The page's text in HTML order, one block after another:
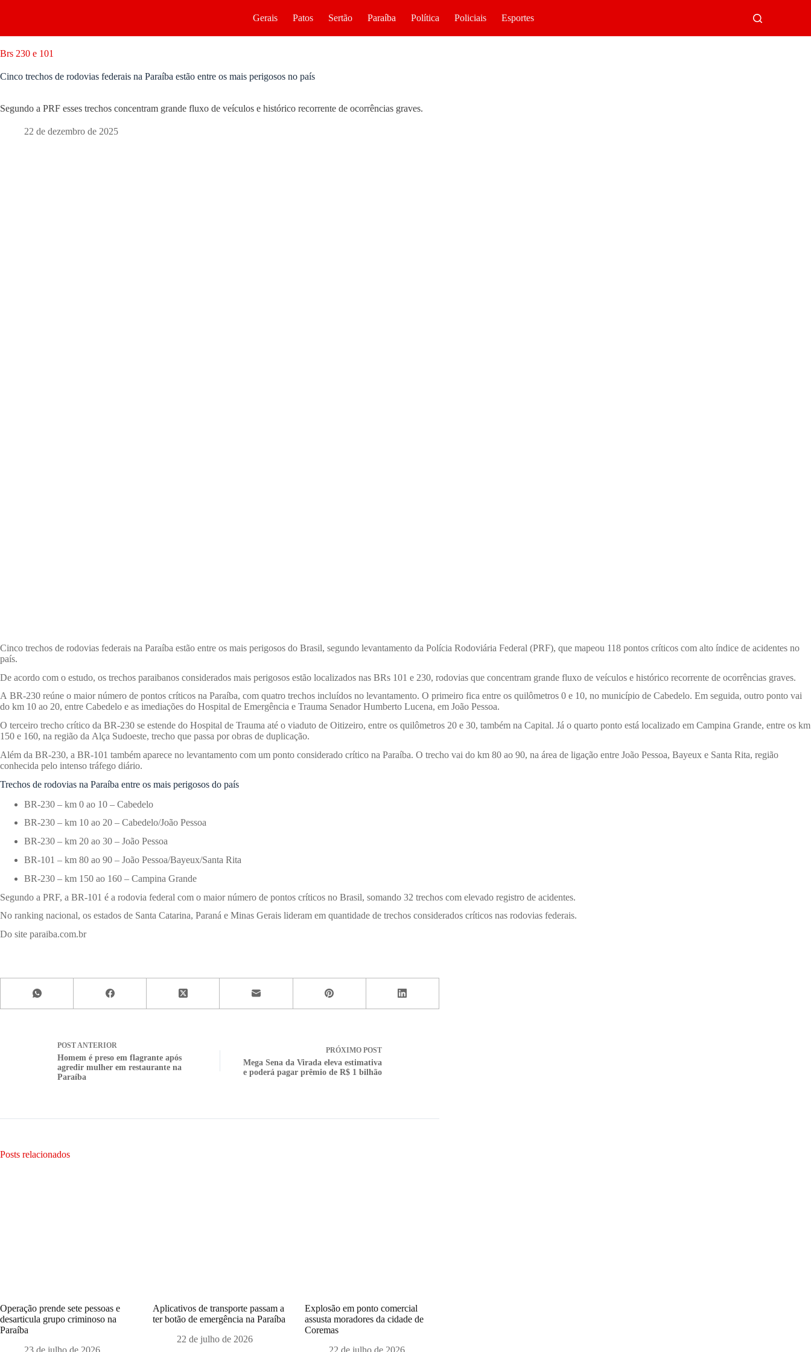
Gerais Patos Sertão Paraíba Política Policiais Esportes
Brs 230 e 101
Cinco trechos de rodovias federais na Paraíba estão entre os mais perigosos no país
Segundo a PRF esses trechos concentram grande fluxo de veículos e histórico recorrente de ocorrências graves.
22 de dezembro de 2025
Cinco trechos de rodovias federais na Paraíba estão entre os mais perigosos do Brasil, segundo levantamento da Polícia Rodoviária Federal (PRF), que mapeou 118 pontos críticos com alto índice de acidentes no
país.
De acordo com o estudo, os trechos paraibanos considerados mais perigosos estão localizados nas BRs 101 e 230, rodovias que concentram grande fluxo de veículos e histórico recorrente de ocorrências graves.
A BR-230 reúne o maior número de pontos críticos na Paraíba, com quatro trechos incluídos no levantamento. O primeiro fica entre os quilômetros 0 e 10, no município de Cabedelo. Em seguida, outro ponto vai
do km 10 ao 20, entre Cabedelo e as imediações do Hospital de Emergência e Trauma Senador Humberto Lucena, em João Pessoa.
O terceiro trecho crítico da BR-230 se estende do Hospital de Trauma até o viaduto de Oitizeiro, entre os quilômetros 20 e 30, também na Capital. Já o quarto ponto está localizado em Campina Grande, entre os km
150 e 160, na região da Alça Sudoeste, trecho que passa por obras de duplicação.
Além da BR-230, a BR-101 também aparece no levantamento com um ponto considerado crítico na Paraíba. O trecho vai do km 80 ao 90, na área de ligação entre João Pessoa, Bayeux e Santa Rita, região
conhecida pelo intenso tráfego diário.
Trechos de rodovias na Paraíba entre os mais perigosos do país
BR-230 – km 0 ao 10 – Cabedelo
BR-230 – km 10 ao 20 – Cabedelo/João Pessoa
BR-230 – km 20 ao 30 – João Pessoa
BR-101 – km 80 ao 90 – João Pessoa/Bayeux/Santa Rita
BR-230 – km 150 ao 160 – Campina Grande
Segundo a PRF, a BR-101 é a rodovia federal com o maior número de pontos críticos no Brasil, somando 32 trechos com elevado registro de acidentes.
No ranking nacional, os estados de Santa Catarina, Paraná e Minas Gerais lideram em quantidade de trechos considerados críticos nas rodovias federais.
Do site paraiba.com.br
POSTANTERIOR
Homem é preso em flagrante após
agredir mulher em restaurante na
Paraíba
PRÓXIMO POST
Mega Sena da Virada eleva estimativa
e poderá pagar prêmio de R$ 1 bilhão
Posts relacionados
Operação prende sete pessoas e
desarticula grupo criminoso na
Paraíba
Aplicativos de transporte passam a
ter botão de emergência na Paraíba
22 de julho de 2026
Explosão em ponto comercial
assusta moradores da cidade de
Coremas